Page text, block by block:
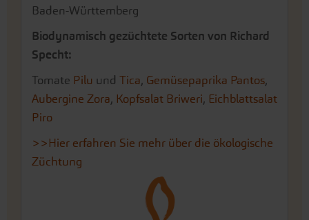
Baden-Württemberg
Biodynamisch gezüchtete Sorten von Richard
Specht:
Tomate Pilu und Tica, Gemüsepaprika Pantos,
Aubergine Zora, Kopfsalat Briweri, Eichblattsalat
Piro
>>Hier erfahren Sie mehr über die ökologische
Züchtung